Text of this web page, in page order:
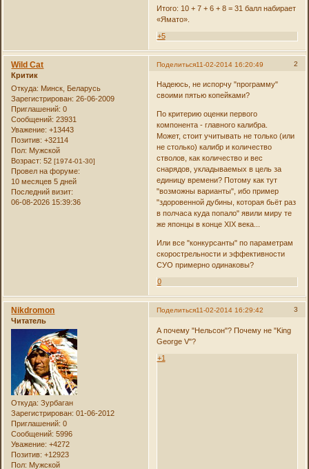
Итого: 10 + 7 + 6 + 8 = 31 балл набирает
«Ямато».
+5
Поделиться 2
11-02-2014 16:20:49
Wild Cat
Критик
Откуда: Минск, Беларусь
Зарегистрирован: 26-06-2009
Приглашений: 0
Сообщений: 23931
Уважение: +13443
Позитив: +32114
Пол: Мужской
Возраст: 52[1974-01-30]
Провел на форуме:
10 месяцев 5 дней
Последний визит:
06-08-2026 15:39:36
Надеюсь, не испорчу "программу"
своими пятью копейками?
По критерию оценки первого
компонента - главного калибра.
Может, стоит учитывать не только (или
не столько) калибр и количество
стволов, как количество и вес
снарядов, укладываемых в цель за
единицу времени? Потому как тут
"возможны варианты", ибо пример
"здоровенной дубины, которая бьёт раз
в полчаса куда попало" явили миру те
же японцы в конце XIX века...
Или все "конкурсанты" по параметрам
скорострельности и эффективности
СУО примерно одинаковы?
0
Поделиться 3
11-02-2014 16:29:42
Nikdromon
Читатель
Откуда: Зурбаган
Зарегистрирован: 01-06-2012
Приглашений: 0
Сообщений: 5996
Уважение: +4272
Позитив: +12923
Пол: Мужской
А почему "Нельсон"? Почему не "King
George V"?
+1